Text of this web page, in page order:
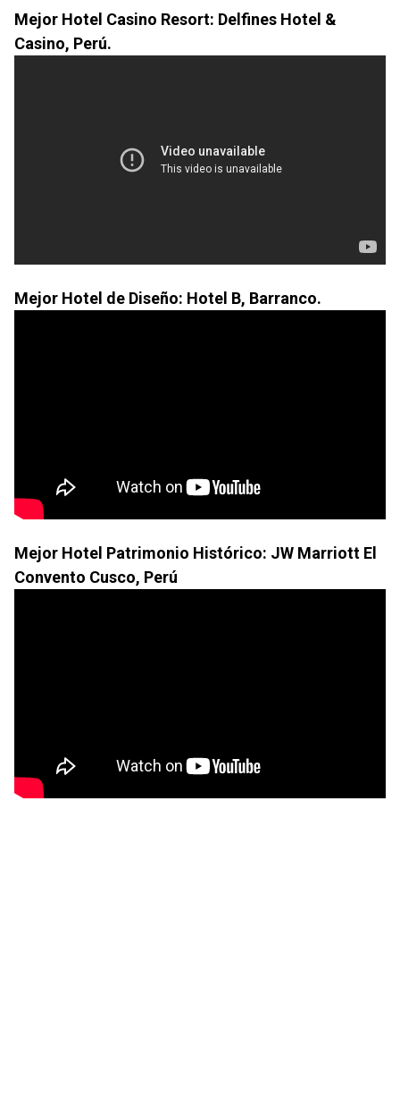
Mejor Hotel Casino Resort: Delfines Hotel &
Casino, Perú.
Mejor Hotel de Diseño: Hotel B, Barranco.
Mejor Hotel Patrimonio Histórico: JW Marriott El
Convento Cusco, Perú